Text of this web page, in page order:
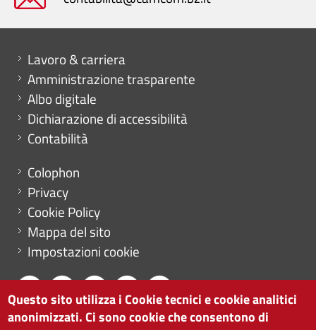
Mini menu di servizio
Lavoro & carriera
Amministrazione trasparente
Albo digitale
Dichiarazione di accessibilità
Contabilità
Menu footer
Colophon
Privacy
Cookie Policy
Mappa del sito
Impostazioni cookie
CAMERA DI COMMERCIO DI BOLZANO
Questo sito utilizza i Cookie tecnici e cookie analitici
anonimizzati. Ci sono cookie che consentono di